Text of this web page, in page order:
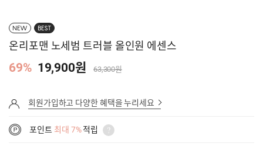
NEW BEST
온리포맨 노세범 트러블 올인원 에센스
69% 19,900원 63,300원
회원가입하고 다양한 혜택을 누리세요
포인트 최대 7%적립